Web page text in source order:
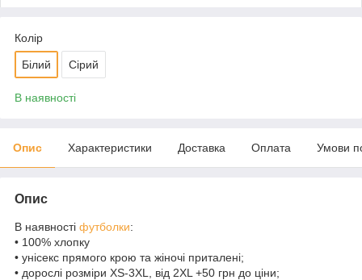
Колір
Білий Сірий
В наявності
Опис Характеристики Доставка Оплата Умови
Опис
В наявності футболки:
• 100% хлопку
• унісекс прямого крою та жіночі приталені;
• дорослі розміри XS-3XL, від 2XL +50 грн до ціни;